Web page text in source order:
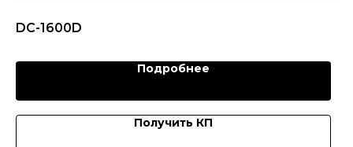
DC-1600D
Подробнее
Получить КП